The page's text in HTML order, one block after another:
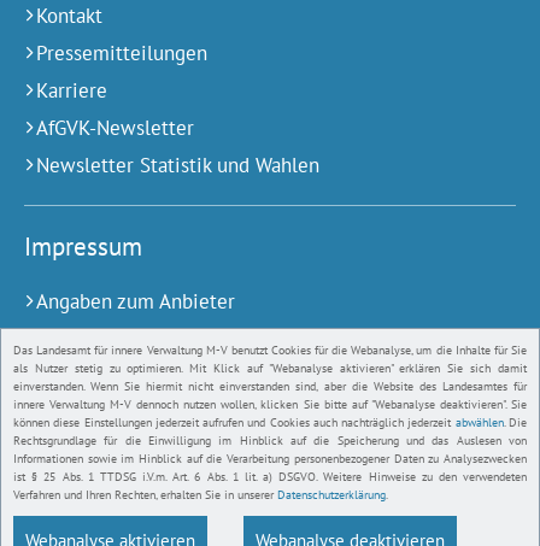
Das Landesamt für innere Verwaltung M-V benutzt Cookies für die Webanalyse, um die Inhalte für Sie
als Nutzer stetig zu optimieren. Mit Klick auf "Webanalyse aktivieren" erklären Sie sich damit
einverstanden. Wenn Sie hiermit nicht einverstanden sind, aber die Website des Landesamtes für
innere Verwaltung M-V dennoch nutzen wollen, klicken Sie bitte auf "Webanalyse deaktivieren". Sie
können diese Einstellungen jederzeit aufrufen und Cookies auch nachträglich jederzeit abwählen. Die
Rechtsgrundlage für die Einwilligung im Hinblick auf die Speicherung und das Auslesen von
Informationen sowie im Hinblick auf die Verarbeitung personenbezogener Daten zu Analysezwecken
ist § 25 Abs. 1 TTDSG i.V.m. Art. 6 Abs. 1 lit. a) DSGVO. Weitere Hinweise zu den verwendeten
Verfahren und Ihren Rechten, erhalten Sie in unsererDatenschutzerklärung.
Webanalyse aktivieren Webanalyse deaktivieren
Kontakt
Pressemitteilungen
Karriere
AfGVK-Newsletter
Newsletter Statistik und Wahlen
Impressum
Angaben zum Anbieter
Gebärdensprache
Bildnachweise
Datenschutz